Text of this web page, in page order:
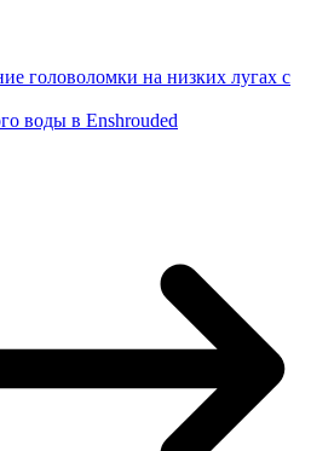
головоломки на низких лугах с
воды в Enshrouded